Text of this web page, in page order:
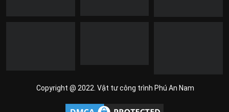
Copyright @ 2022. Vật tư công trình Phú An Nam